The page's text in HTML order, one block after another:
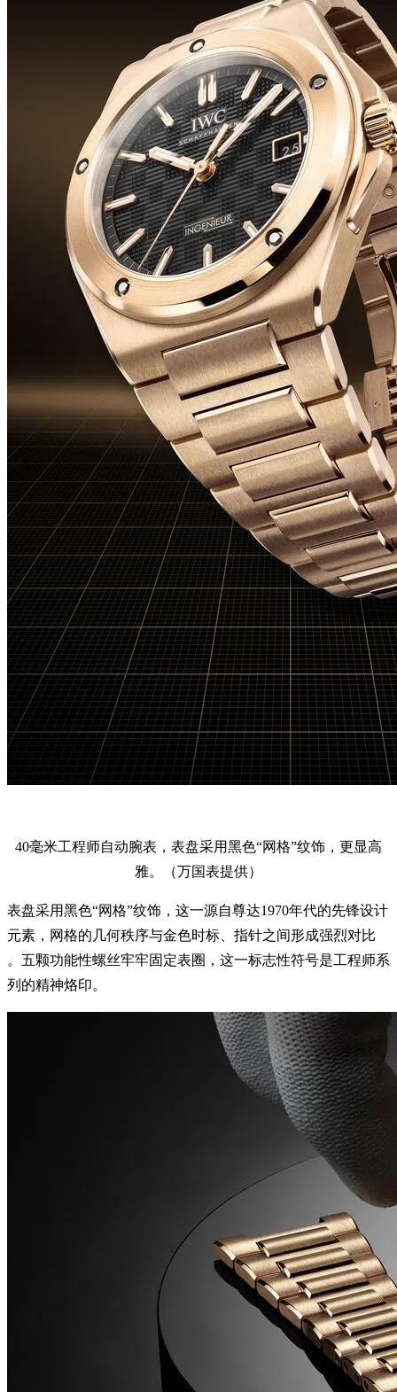
40毫米工程师自动腕表，表盘采用黑色“网格”纹饰，更显高
雅。（万国表提供）
表盘采用黑色“网格”纹饰，这一源自尊达1970年代的先锋设计
元素，网格的几何秩序与金色时标、指针之间形成强烈对比
。五颗功能性螺丝牢牢固定表圈，这一标志性符号是工程师系
列的精神烙印。